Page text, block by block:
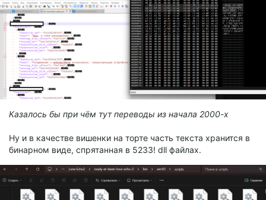
Казалось бы при чём тут переводы из начала 2000-х
Ну и в качестве вишенки на торте часть текста хранится в
бинарном виде, спрятанная в 5233! dll файлах.